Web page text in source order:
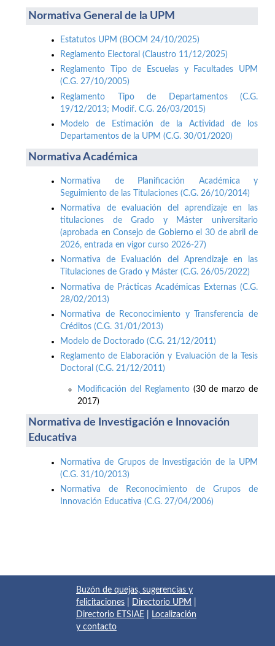
Normativa General de la UPM
Estatutos UPM (BOCM 24/10/2025)
Reglamento Electoral (Claustro 11/12/2025)
Reglamento Tipo de Escuelas y Facultades UPM
(C.G. 27/10/2005)
Reglamento Tipo de Departamentos (C.G.
19/12/2013; Modif. C.G. 26/03/2015)
Modelo de Estimación de la Actividad de los
Departamentos de la UPM (C.G. 30/01/2020)
Normativa Académica
Normativa de Planificación Académica y
Seguimiento de las Titulaciones (C.G. 26/10/2014)
Normativa de evaluación del aprendizaje en las
titulaciones de Grado y Máster universitario
(aprobada en Consejo de Gobierno el 30 de abril de
2026, entrada en vigor curso 2026-27)
Normativa de Evaluación del Aprendizaje en las
Titulaciones de Grado y Máster (C.G. 26/05/2022)
Normativa de Prácticas Académicas Externas (C.G.
28/02/2013)
Normativa de Reconocimiento y Transferencia de
Créditos (C.G. 31/01/2013)
Modelo de Doctorado (C.G. 21/12/2011)
Reglamento de Elaboración y Evaluación de la Tesis
Doctoral (C.G. 21/12/2011)
Modificación del Reglamento(30 de marzo de
2017)
Normativa de Investigación e Innovación
Educativa
Normativa de Grupos de Investigación de la UPM
(C.G. 31/10/2013)
Normativa de Reconocimiento de Grupos de
Innovación Educativa (C.G. 27/04/2006)
Buzón de quejas, sugerencias y
felicitaciones
Directorio UPM
Directorio ETSIAE
Localización
y contacto